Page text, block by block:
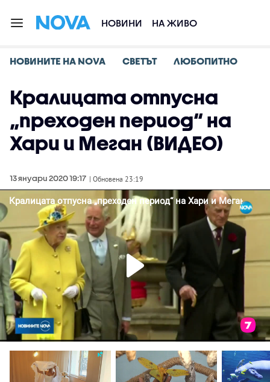
НОВИНИ НА ЖИВО
НОВИНИТЕ НА NOVA СВЕТЪТ ЛЮБОПИТНО
Кралицата отпусна
„преходен период“ на
Хари и Меган (ВИДЕО)
13 януари 2020 19:17 | Обновена 23:19